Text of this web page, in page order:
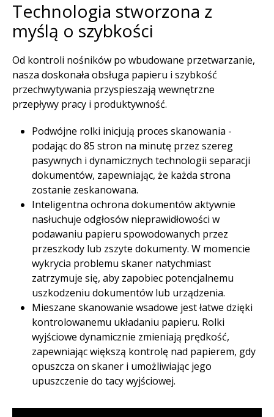
Technologia stworzona z
myślą o szybkości​
Od kontroli nośników po wbudowane przetwarzanie,
nasza doskonała obsługa papieru i szybkość
przechwytywania przyspieszają wewnętrzne
przepływy pracy i produktywność. ​
Podwójne rolki inicjują proces skanowania -
podając do 85 stron na minutę przez szereg
pasywnych i dynamicznych technologii separacji
dokumentów, zapewniając, że każda strona
zostanie zeskanowana.​
Inteligentna ochrona dokumentów aktywnie
nasłuchuje odgłosów nieprawidłowości w
podawaniu papieru spowodowanych przez
przeszkody lub zszyte dokumenty. W momencie
wykrycia problemu skaner natychmiast
zatrzymuje się, aby zapobiec potencjalnemu
uszkodzeniu dokumentów lub urządzenia. ​
Mieszane skanowanie wsadowe jest łatwe dzięki
kontrolowanemu układaniu papieru. Rolki
wyjściowe dynamicznie zmieniają prędkość,
zapewniając większą kontrolę nad papierem, gdy
opuszcza on skaner i umożliwiając jego
upuszczenie do tacy wyjściowej. ​